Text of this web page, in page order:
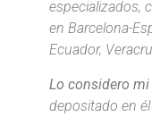
especializados,
en Barcelona-
Ecuador,
Lo considero
depositado en